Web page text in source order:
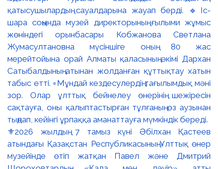
⚜️2026 жылдың 7 тамыз күні Әбілхан Қастеев
атындағы Қазақстан Республикасының Ұлттық өнер
музейінде өтіп жатқан Павел және Дмитрий